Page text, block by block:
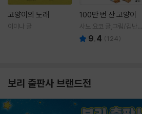
고양이의 노래
이미나 글
100만 번 산 고양이
사노 요코 글,그림/김난주
역 9.4 (124)
보리 출판사 브랜드전